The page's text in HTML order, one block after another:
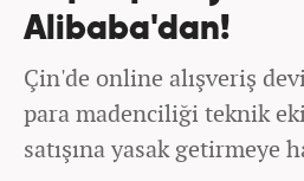
Alibaba'dan!
Çin'de online alışveriş
para madenciliği teknik
satışına yasak getirmeye